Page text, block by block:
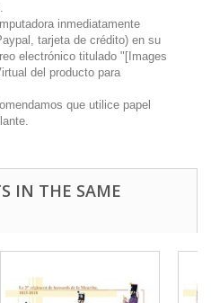
inmediatamente
tarjeta de crédito) en su
electrónico titulado "[Images
del producto para
que utilice papel
IN THE SAME